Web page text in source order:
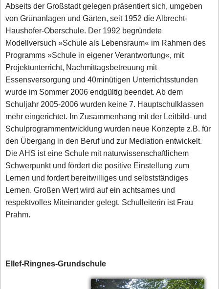
Abseits der Großstadt gelegen präsentiert sich, umgeben
von Grünanlagen und Gärten, seit 1952 die Albrecht-
Haushofer-Oberschule. Der 1992 begründete
Modellversuch »Schule als Lebensraum« im Rahmen des
Programms »Schule in eigener Verantwortung«, mit
Projektunterricht, Nachmittagsbetreuung mit
Essensversorgung und 40minütigen Unterrichtsstunden
wurde im Sommer 2006 endgültig beendet. Ab dem
Schuljahr 2005-2006 wurden keine 7. Hauptschulklassen
mehr eingerichtet. Im Zusammenhang mit der Leitbild- und
Schulprogrammentwicklung wurden neue Konzepte z.B. für
den Übergang in den Beruf und zur Mediation entwickelt.
Die AHS ist eine Schule mit naturwissenschaftlichem
Schwerpunkt und fördert die positive Einstellung zum
Lernen und fordert bereitwilliges und selbstständiges
Lernen. Großen Wert wird auf ein achtsames und
respektvolles Miteinander gelegt. Schulleiterin ist Frau
Prahm.
Ellef-Ringnes-Grundschule